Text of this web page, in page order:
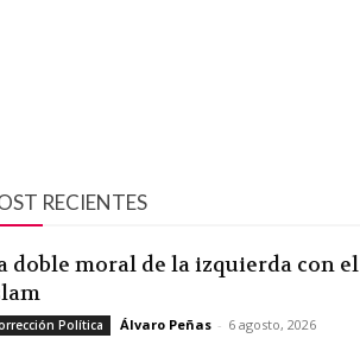
RECIENTES
doble moral de la izquierda con el
Política Álvaro Peñas - 6 agosto, 2026